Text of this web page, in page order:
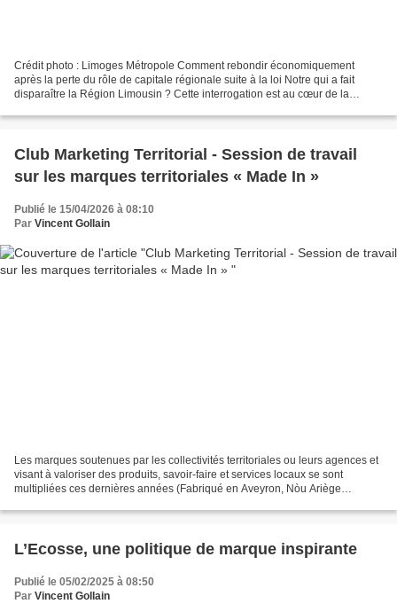
Crédit photo : Limoges Métropole Comment rebondir économiquement
après la perte du rôle de capitale régionale suite à la loi Notre qui a fait
disparaître la Région Limousin ? Cette interrogation est au cœur de la
Club Marketing Territorial - Session de travail
sur les marques territoriales « Made In »
Publié le 15/04/2026 à 08:10
Par Vincent Gollain
Les marques soutenues par les collectivités territoriales ou leurs agences et
visant à valoriser des produits, savoir-faire et services locaux se sont
multipliées ces dernières années (Fabriqué en Aveyron, Nòu Ariège
L’Ecosse, une politique de marque inspirante
Publié le 05/02/2025 à 08:50
Par Vincent Gollain